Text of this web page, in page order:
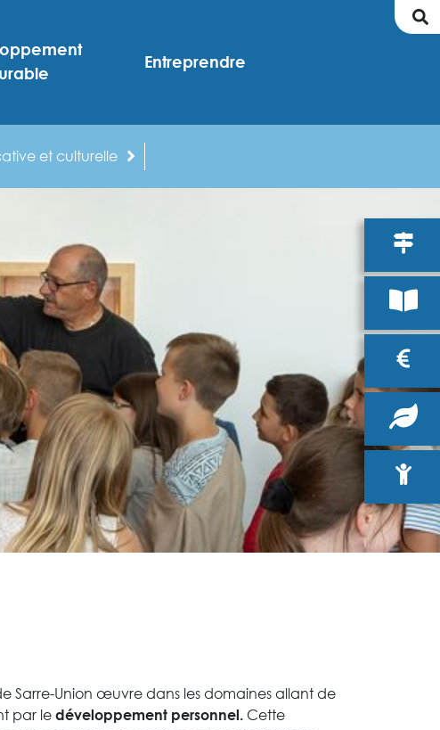
et culturelle
Entreprendre
Sarre-Union œuvre dans les domaines allant de
par le développement personnel. Cette